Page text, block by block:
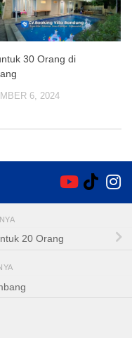
30 Orang di
6, 2024
20 Orang